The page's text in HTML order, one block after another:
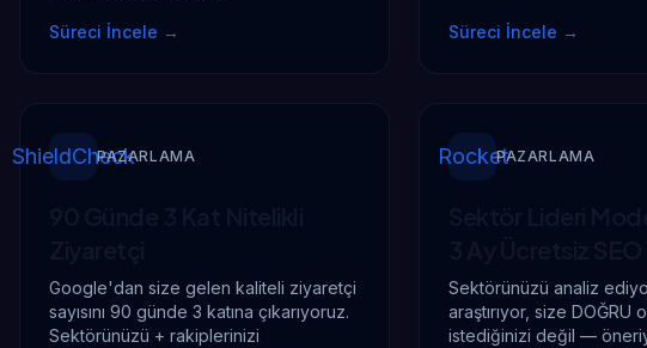
Süreci İncele → Süreci İncele →
ShieldCheckPAZARLAMA
Google'dan size gelen kaliteli ziyaretçi
sayısını 90 günde 3 katına çıkarıyoruz.
Sektörünüzü + rakiplerinizi
RocketPAZARLAMA
Sektörünüzü analiz
araştırıyor, size DOĞRU
istediğinizi değil —